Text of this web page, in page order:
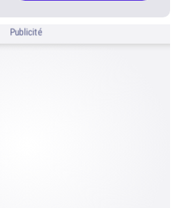
Publicité